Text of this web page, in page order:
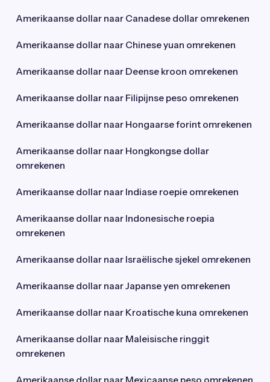
Amerikaanse dollar naar Canadese dollar omrekenen
Amerikaanse dollar naar Chinese yuan omrekenen
Amerikaanse dollar naar Deense kroon omrekenen
Amerikaanse dollar naar Filipijnse peso omrekenen
Amerikaanse dollar naar Hongaarse forint omrekenen
Amerikaanse dollar naar Hongkongse dollar
omrekenen
Amerikaanse dollar naar Indiase roepie omrekenen
Amerikaanse dollar naar Indonesische roepia
omrekenen
Amerikaanse dollar naar Israëlische sjekel omrekenen
Amerikaanse dollar naar Japanse yen omrekenen
Amerikaanse dollar naar Kroatische kuna omrekenen
Amerikaanse dollar naar Maleisische ringgit
omrekenen